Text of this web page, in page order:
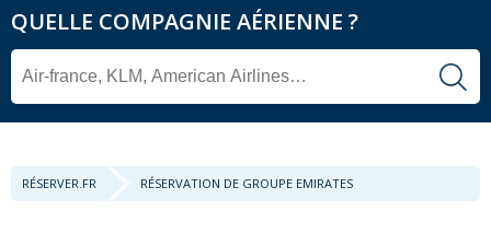
QUELLE COMPAGNIE AÉRIENNE ?
RÉSERVER.FR RÉSERVATION DE GROUPE EMIRATES